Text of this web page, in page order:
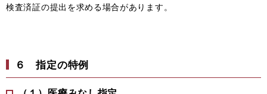
検査済証の提出を求める場合があります。
６ 指定の特例